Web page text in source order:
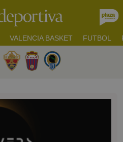
VALENCIA BASKET FUTBOL